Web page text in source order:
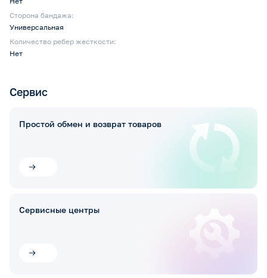
Сторона бандажа:
Универсальная
Количество ребер жесткости:
Нет
Сервис
Простой обмен и возврат товаров
Сервисные центры